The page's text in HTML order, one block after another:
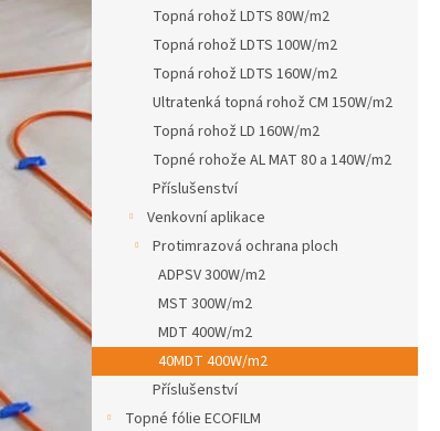
Topná rohož LDTS 80W/m2
Topná rohož LDTS 100W/m2
Topná rohož LDTS 160W/m2
Ultratenká topná rohož CM 150W/m2
Topná rohož LD 160W/m2
Topné rohože AL MAT 80 a 140W/m2
Příslušenství
Venkovní aplikace
Protimrazová ochrana ploch
ADPSV 300W/m2
MST 300W/m2
MDT 400W/m2
40MDT 400W/m2
Příslušenství
Topné fólie ECOFILM